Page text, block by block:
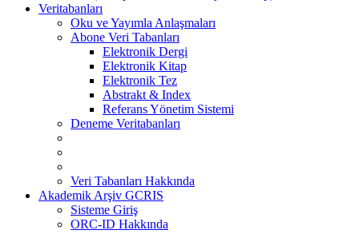
Veritabanları
Oku ve Yayımla Anlaşmaları
Abone Veri Tabanları
Elektronik Dergi
Elektronik Kitap
Elektronik Tez
Abstrakt & Index
Referans Yönetim Sistemi
Deneme Veritabanları
Veri Tabanları Hakkında
Akademik Arşiv GCRIS
Sisteme Giriş
ORC-ID Hakkında